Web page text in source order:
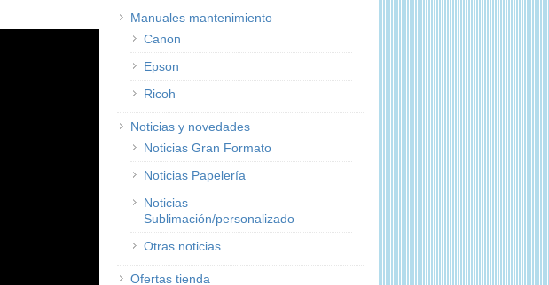
Manuales mantenimiento
Canon
Epson
Ricoh
Noticias y novedades
Noticias Gran Formato
Noticias Papelería
Noticias
Sublimación/personalizado
Otras noticias
Ofertas tienda